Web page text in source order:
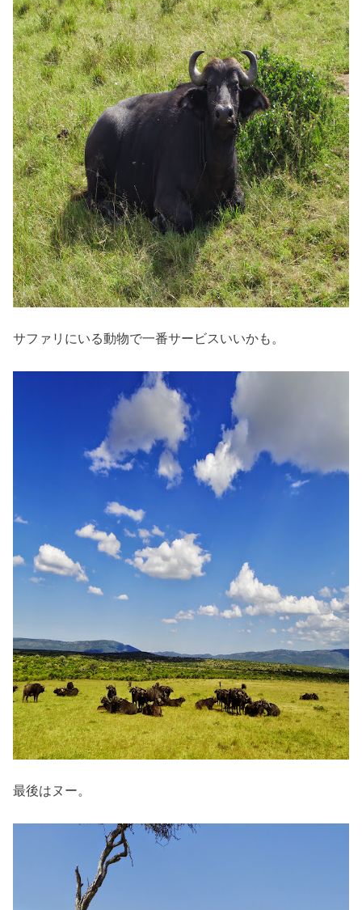
サファリにいる動物で一番サービスいいかも。
最後はヌー。